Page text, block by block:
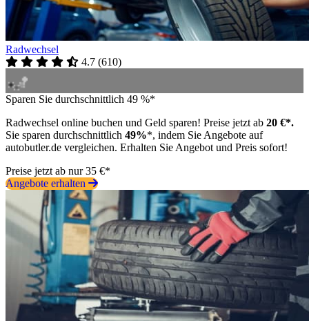
Radwechsel
4.7 (610)
Sparen Sie durchschnittlich 49 %*
Radwechsel online buchen und Geld sparen! Preise jetzt ab 20 €*.
Sie sparen durchschnittlich 49%*, indem Sie Angebote auf
autobutler.de vergleichen. Erhalten Sie Angebot und Preis sofort!
Preise jetzt ab nur 35 €*
Angebote erhalten